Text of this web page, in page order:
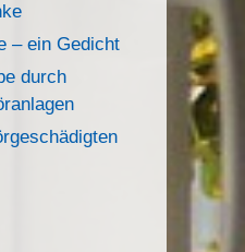
– ein Gedicht
durch